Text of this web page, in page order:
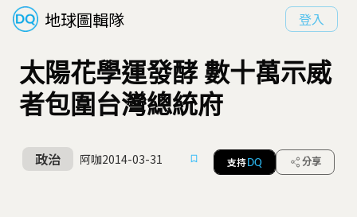
地球圖輯隊 登入
太陽花學運發酵 數十萬示威
者包圍台灣總統府
政治 阿咖2014-03-31 支持 DQ 分享